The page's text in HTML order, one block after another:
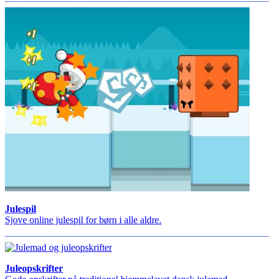
Julespil
Sjove online julespil for børn i alle aldre.
Juleopskrifter